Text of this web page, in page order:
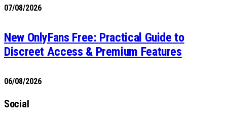
07/08/2026
New OnlyFans Free: Practical Guide to
Discreet Access & Premium Features
06/08/2026
Social